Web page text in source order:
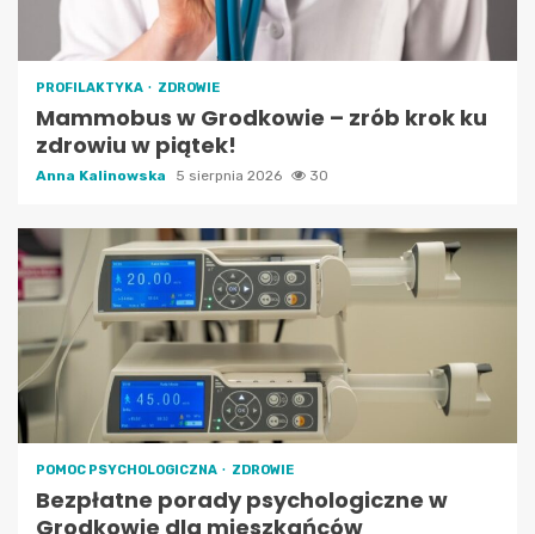
PROFILAKTYKA ZDROWIE
Mammobus w Grodkowie – zrób krok ku
zdrowiu w piątek!
Anna Kalinowska 5 sierpnia 2026 30
POMOC PSYCHOLOGICZNA ZDROWIE
Bezpłatne porady psychologiczne w
Grodkowie dla mieszkańców